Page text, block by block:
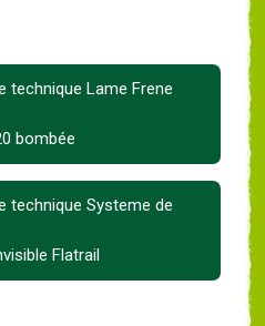
technique Lame Frene
bombée
technique Systeme de
Flatrail